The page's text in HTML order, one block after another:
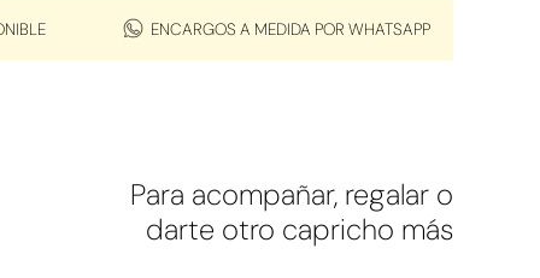
ENCARGOS A MEDIDA POR WHATSAPP
Para acompañar, regalar o
darte otro capricho más